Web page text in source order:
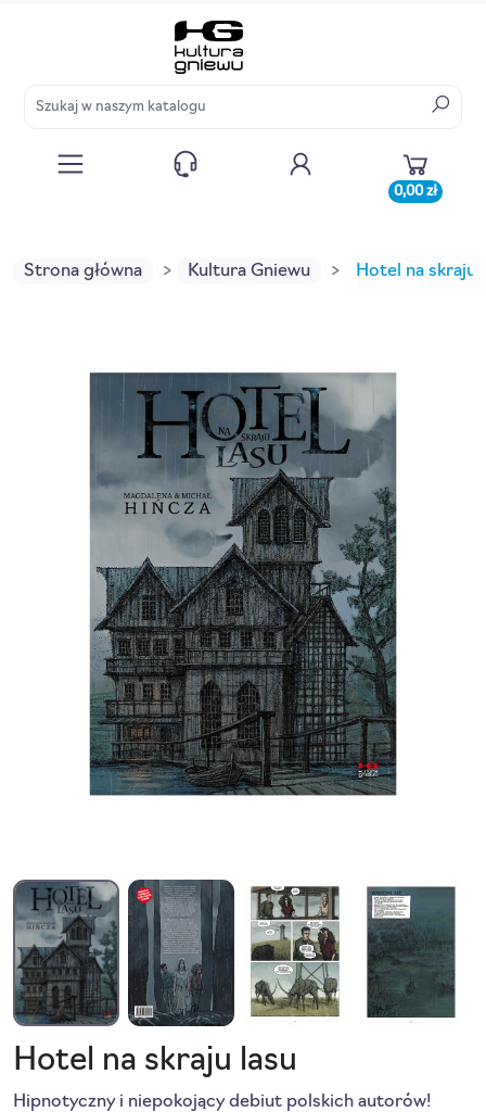
0,00 zł
Strona główna Kultura Gniewu Hotel na skraju
Hotel na skraju lasu
Hipnotyczny i niepokojący debiut polskich autorów!